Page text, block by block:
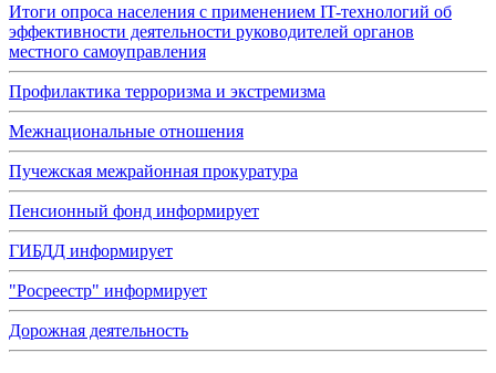
Итоги опроса населения с применением IT-технологий об
эффективности деятельности руководителей органов
местного самоуправления
Профилактика терроризма и экстремизма
Межнациональные отношения
Пучежская межрайонная прокуратура
Пенсионный фонд информирует
ГИБДД информирует
"Росреестр" информирует
Дорожная деятельность